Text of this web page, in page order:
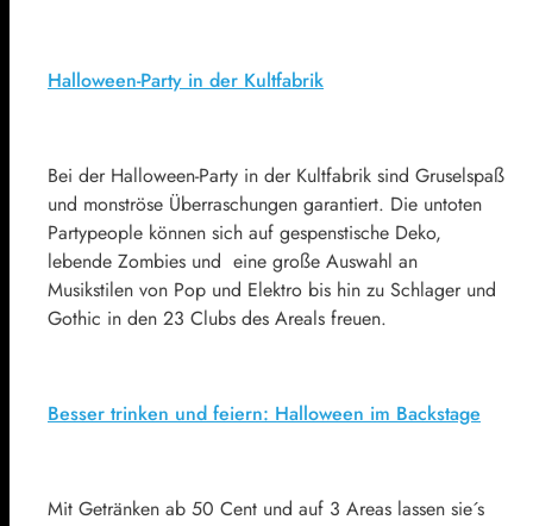
Halloween-Party in der Kultfabrik
Bei der Halloween-Party in der Kultfabrik sind Gruselspaß
und monströse Überraschungen garantiert. Die untoten
Partypeople können sich auf gespenstische Deko,
lebende Zombies und eine große Auswahl an
Musikstilen von Pop und Elektro bis hin zu Schlager und
Gothic in den 23 Clubs des Areals freuen.
Besser trinken und feiern: Halloween im Backstage
Mit Getränken ab 50 Cent und auf 3 Areas lassen sie´s